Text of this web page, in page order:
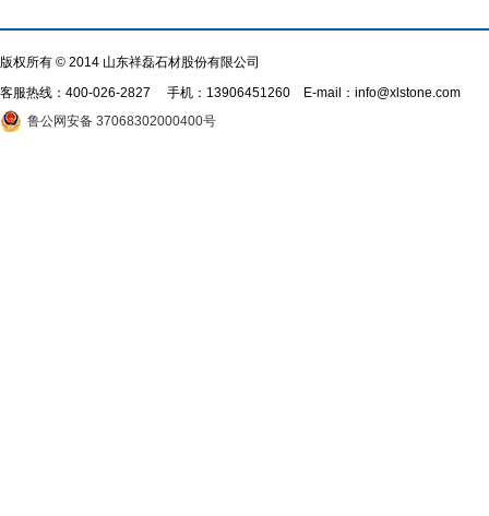
版权所有 © 2014 山东祥磊石材股份有限公司
客服热线： 400-026-2827 手机：13906451260 E-mail：info@xlstone.com
鲁公网安备 37068302000400号